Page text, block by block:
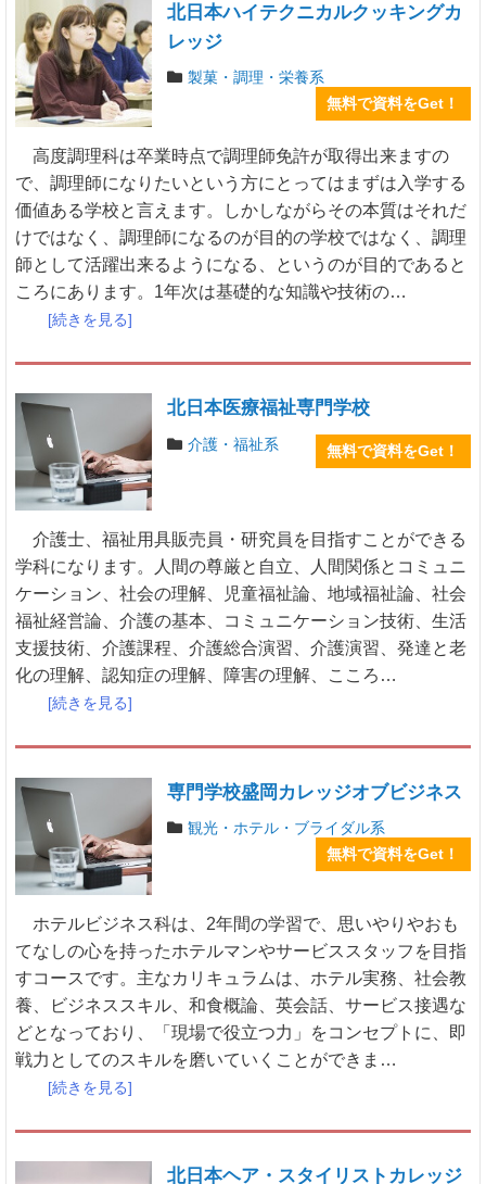
北日本ハイテクニカルクッキングカ
レッジ
製菓・調理・栄養系
無料で資料をGet！
高度調理科は卒業時点で調理師免許が取得出来ますの
で、調理師になりたいという方にとってはまずは入学する
価値ある学校と言えます。しかしながらその本質はそれだ
けではなく、調理師になるのが目的の学校ではなく、調理
師として活躍出来るようになる、というのが目的であると
ころにあります。1年次は基礎的な知識や技術の…
[続きを見る]
北日本医療福祉専門学校
介護・福祉系 無料で資料をGet！
介護士、福祉用具販売員・研究員を目指すことができる
学科になります。人間の尊厳と自立、人間関係とコミュニ
ケーション、社会の理解、児童福祉論、地域福祉論、社会
福祉経営論、介護の基本、コミュニケーション技術、生活
支援技術、介護課程、介護総合演習、介護演習、発達と老
化の理解、認知症の理解、障害の理解、こころ…
[続きを見る]
専門学校盛岡カレッジオブビジネス
観光・ホテル・ブライダル系
無料で資料をGet！
ホテルビジネス科は、2年間の学習で、思いやりやおも
てなしの心を持ったホテルマンやサービススタッフを目指
すコースです。主なカリキュラムは、ホテル実務、社会教
養、ビジネススキル、和食概論、英会話、サービス接遇な
どとなっており、「現場で役立つ力」をコンセプトに、即
戦力としてのスキルを磨いていくことができま…
[続きを見る]
北日本ヘア・スタイリストカレッジ